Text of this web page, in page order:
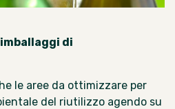
di
le aree da ottimizzare per
del riutilizzo agendo su